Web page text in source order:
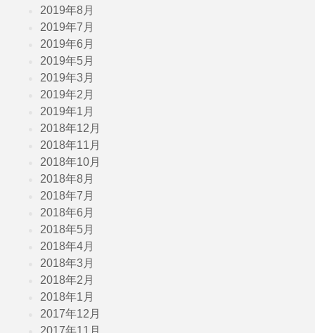
2019年8月
2019年7月
2019年6月
2019年5月
2019年3月
2019年2月
2019年1月
2018年12月
2018年11月
2018年10月
2018年8月
2018年7月
2018年6月
2018年5月
2018年4月
2018年3月
2018年2月
2018年1月
2017年12月
2017年11月